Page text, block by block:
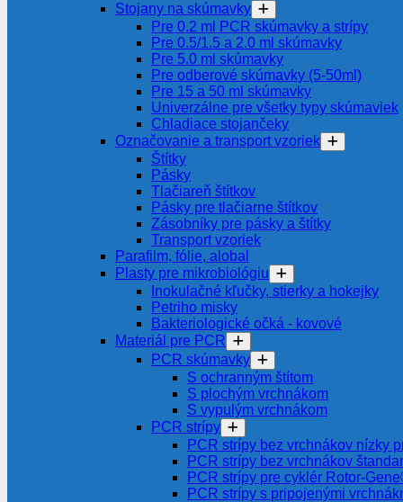
Stojany na skúmavky
Pre 0.2 ml PCR skúmavky a strípy
Pre 0.5/1.5 a 2.0 ml skúmavky
Pre 5.0 ml skúmavky
Pre odberové skúmavky (5-50ml)
Pre 15 a 50 ml skúmavky
Univerzálne pre všetky typy skúmaviek
Chladiace stojančeky
Označovanie a transport vzoriek
Štítky
Pásky
Tlačiareň štítkov
Pásky pre tlačiarne štítkov
Zásobníky pre pásky a štítky
Transport vzoriek
Parafilm, fólie, alobal
Plasty pre mikrobiológiu
Inokulačné kľučky, stierky a hokejky
Petriho misky
Bakteriologické očká - kovové
Materiál pre PCR
PCR skúmavky
S ochranným štítom
S plochým vrchnákom
S vypulým vrchnákom
PCR strípy
PCR strípy bez vrchnákov nízky
PCR strípy bez vrchnákov
PCR strípy pre cyklér Rotor-
PCR strípy s pripojenými